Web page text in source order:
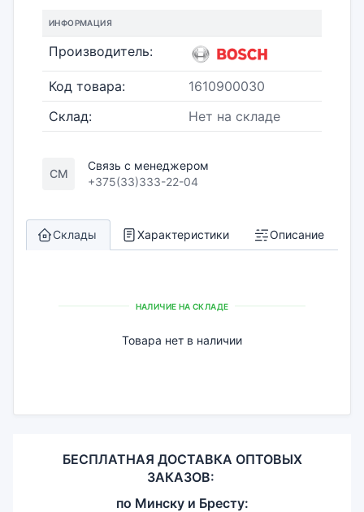
ИНФОРМАЦИЯ
Производитель:
Код товара:
1610900030
Склад:
Нет на складе
СМ
Связь с менеджером
+375(33)333-22-04
Склады Характеристики Описание
НАЛИЧИЕ НА СКЛАДЕ
Товара нет в наличии
БЕСПЛАТНАЯ ДОСТАВКА ОПТОВЫХ
ЗАКАЗОВ:
по Минску и Бресту: